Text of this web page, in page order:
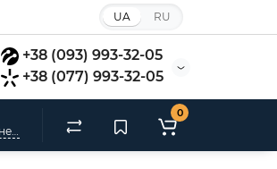
UA RU
+38 (093) 993-32-05
+38 (077) 993-32-05
0